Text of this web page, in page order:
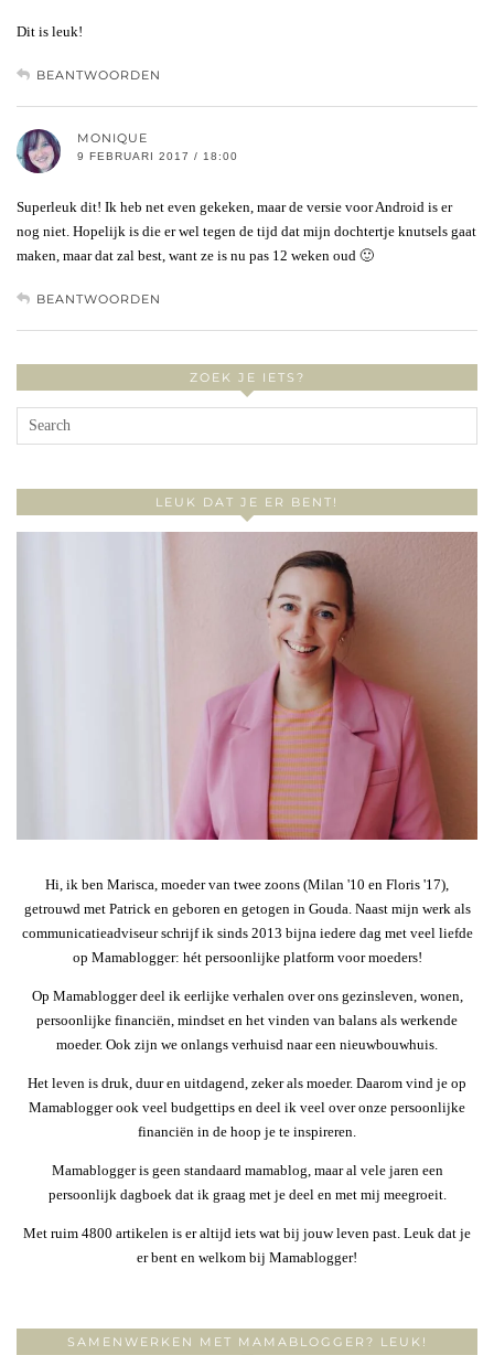
Dit is leuk!
BEANTWOORDEN
MONIQUE
9 FEBRUARI 2017 / 18:00
Superleuk dit! Ik heb net even gekeken, maar de versie voor Android is er
nog niet. Hopelijk is die er wel tegen de tijd dat mijn dochtertje knutsels gaat
maken, maar dat zal best, want ze is nu pas 12 weken oud 🙂
BEANTWOORDEN
ZOEK JE IETS?
LEUK DAT JE ER BENT!
Hi, ik ben Marisca, moeder van twee zoons (Milan '10 en Floris '17),
getrouwd met Patrick en geboren en getogen in Gouda. Naast mijn werk als
communicatieadviseur schrijf ik sinds 2013 bijna iedere dag met veel liefde
op Mamablogger: hét persoonlijke platform voor moeders!
Op Mamablogger deel ik eerlijke verhalen over ons gezinsleven, wonen,
persoonlijke financiën, mindset en het vinden van balans als werkende
moeder. Ook zijn we onlangs verhuisd naar een nieuwbouwhuis.
Het leven is druk, duur en uitdagend, zeker als moeder. Daarom vind je op
Mamablogger ook veel budgettips en deel ik veel over onze persoonlijke
financiën in de hoop je te inspireren.
Mamablogger is geen standaard mamablog, maar al vele jaren een
persoonlijk dagboek dat ik graag met je deel en met mij meegroeit.
Met ruim 4800 artikelen is er altijd iets wat bij jouw leven past. Leuk dat je
er bent en welkom bij Mamablogger!
SAMENWERKEN MET MAMABLOGGER? LEUK!